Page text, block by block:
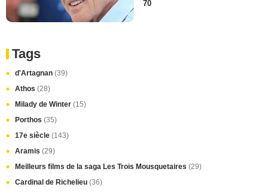
70
Tags
d'Artagnan (39)
Athos (28)
Milady de Winter (15)
Porthos (35)
17e siècle (143)
Aramis (29)
Meilleurs films de la saga Les Trois Mousquetaires (29)
Cardinal de Richelieu (36)